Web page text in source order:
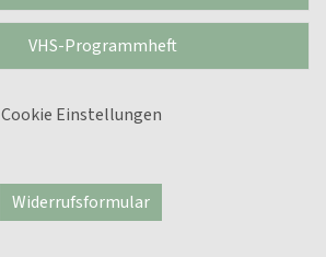
VHS-Programmheft
Cookie Einstellungen
Widerrufsformular